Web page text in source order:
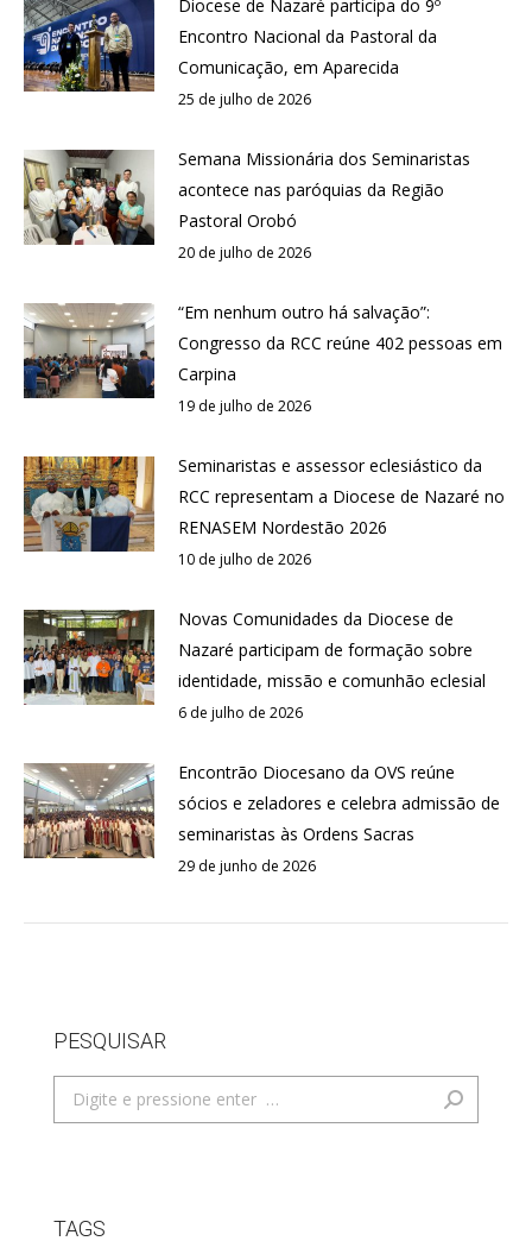
Diocese de Nazaré participa do 9º
Encontro Nacional da Pastoral da
Comunicação, em Aparecida
25 de julho de 2026
Semana Missionária dos Seminaristas
acontece nas paróquias da Região
Pastoral Orobó
20 de julho de 2026
“Em nenhum outro há salvação”:
Congresso da RCC reúne 402 pessoas em
Carpina
19 de julho de 2026
Seminaristas e assessor eclesiástico da
RCC representam a Diocese de Nazaré no
RENASEM Nordestão 2026
10 de julho de 2026
Novas Comunidades da Diocese de
Nazaré participam de formação sobre
identidade, missão e comunhão eclesial
6 de julho de 2026
Encontrão Diocesano da OVS reúne
sócios e zeladores e celebra admissão de
seminaristas às Ordens Sacras
29 de junho de 2026
PESQUISAR
Search:
TAGS